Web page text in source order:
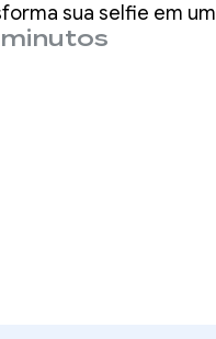
sua selfie em